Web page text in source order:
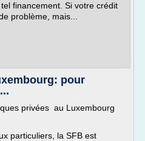
financement. Si votre crédit
problème, mais...
pour
privées au Luxembourg
particuliers, la SFB est